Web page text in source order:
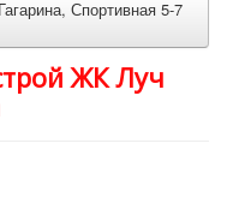
Спортивная 5-7
ЖК Луч